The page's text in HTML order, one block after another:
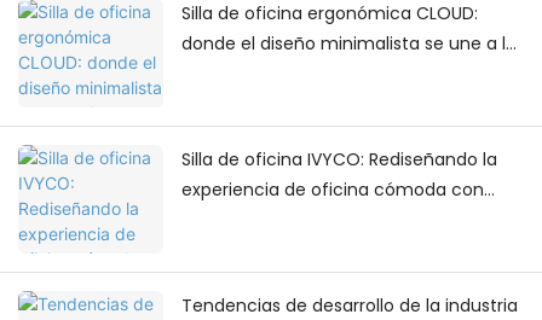
Silla de oficina ergonómica CLOUD:
donde el diseño minimalista se une a la
Silla de oficina IVYCO: Rediseñando la
experiencia de oficina cómoda con
Tendencias de desarrollo de la industria